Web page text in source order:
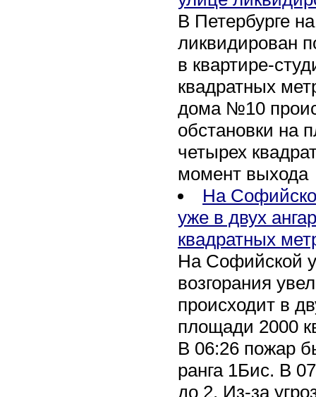
В Петербурге
ликвидирован
в квартире-
квадратных
дома №10
обстановки на
четырех
момент выхода
На
уже в двух
квадратных
На Софийской
возгорания
происходит в
площади 2000
В 06:26 пожар
ранга 1Бис. В
до 2. Из-за